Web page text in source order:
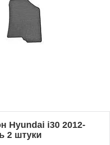
Hyundai i30 2012-
2 штуки